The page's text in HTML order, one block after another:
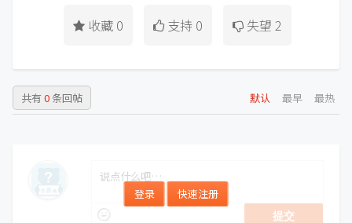
收藏 0 支持 0 失望 2
默认 最早 最热
共有 0 条回帖
登录 快速注册
提交